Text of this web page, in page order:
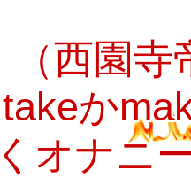
西園寺
か
オナニ